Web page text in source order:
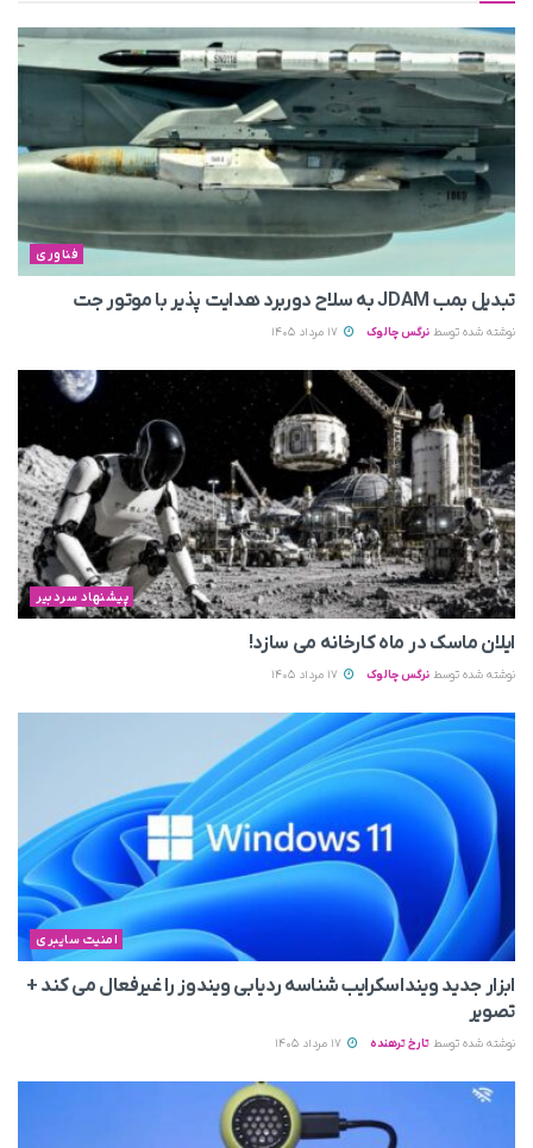
فناوری
تبدیل بمب JDAM به سلاح دوربرد هدایت پذیر با موتور جت
نوشته شده توسط نرگس چالوک 17 مرداد 1405
پیشنهاد سردبیر
ایلان ماسک در ماه کارخانه می سازد!
نوشته شده توسط نرگس چالوک 17 مرداد 1405
امنیت سایبری
ابزار جدید وینداسکرایب شناسه ردیابی ویندوز را غیرفعال می‌ کند +
تصویر
نوشته شده توسط تارخ ترهنده 17 مرداد 1405